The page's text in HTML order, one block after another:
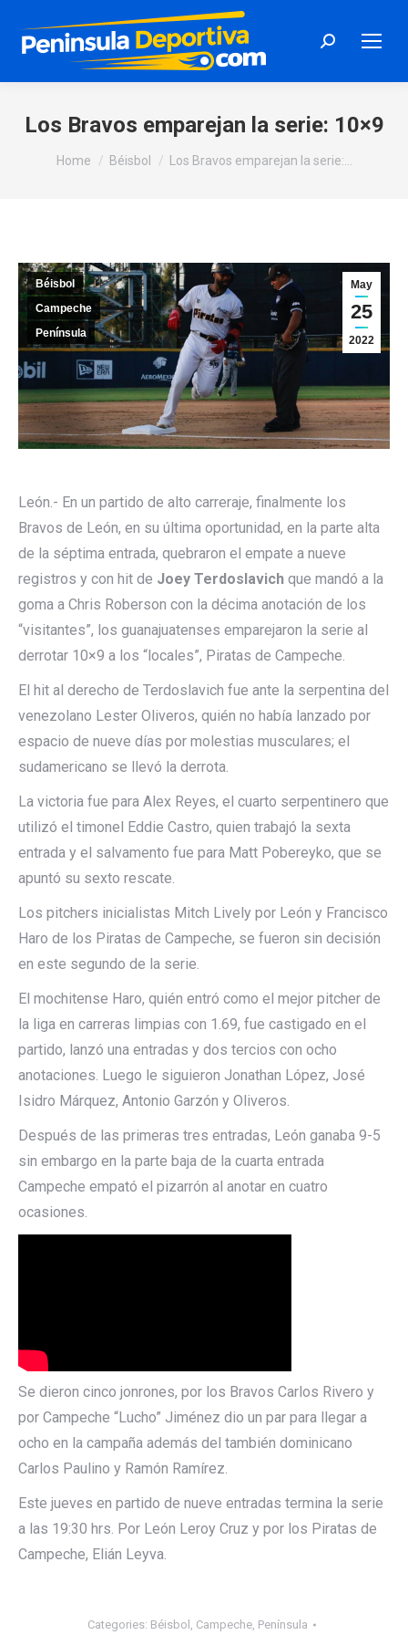
Search:
Los Bravos emparejan la serie: 10×9
You are here:
Home Béisbol Los Bravos emparejan la serie:…
May
25
2022
Béisbol
Campeche
Península
León.- En un partido de alto carreraje, finalmente los
Bravos de León, en su última oportunidad, en la parte alta
de la séptima entrada, quebraron el empate a nueve
registros y con hit de Joey Terdoslavich que mandó a la
goma a Chris Roberson con la décima anotación de los
“visitantes”, los guanajuatenses emparejaron la serie al
derrotar 10×9 a los “locales”, Piratas de Campeche.
El hit al derecho de Terdoslavich fue ante la serpentina del
venezolano Lester Oliveros, quién no había lanzado por
espacio de nueve días por molestias musculares; el
sudamericano se llevó la derrota.
La victoria fue para Alex Reyes, el cuarto serpentinero que
utilizó el timonel Eddie Castro, quien trabajó la sexta
entrada y el salvamento fue para Matt Pobereyko, que se
apuntó su sexto rescate.
Los pitchers inicialistas Mitch Lively por León y Francisco
Haro de los Piratas de Campeche, se fueron sin decisión
en este segundo de la serie.
El mochitense Haro, quién entró como el mejor pitcher de
la liga en carreras limpias con 1.69, fue castigado en el
partido, lanzó una entradas y dos tercios con ocho
anotaciones. Luego le siguieron Jonathan López, José
Isidro Márquez, Antonio Garzón y Oliveros.
Después de las primeras tres entradas, León ganaba 9-5
sin embargo en la parte baja de la cuarta entrada
Campeche empató el pizarrón al anotar en cuatro
ocasiones.
Se dieron cinco jonrones, por los Bravos Carlos Rivero y
por Campeche “Lucho” Jiménez dio un par para llegar a
ocho en la campaña además del también dominicano
Carlos Paulino y Ramón Ramírez.
Este jueves en partido de nueve entradas termina la serie
a las 19:30 hrs. Por León Leroy Cruz y por los Piratas de
Campeche, Elián Leyva.
Categories: Béisbol , Campeche, Península